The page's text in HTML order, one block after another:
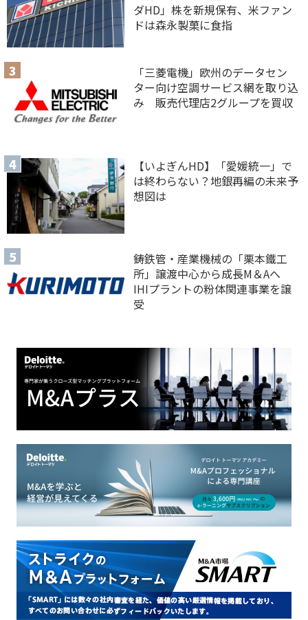
ダHD」株を新規保有、米ファン
ドは森永製菓に食指
「三菱電機」欧州のデータセン
ター向け空調サービス網を取り込
み 販売代理店2グループを買収
【いよぎんHD】「愛媛統一」で
は終わらない？地銀再編の未来予
想図は
鋳鉄管・産業機械の「栗本鐵工
所」譲渡中心から成長M＆Aへ
IHIプラントの粉体関連事業を譲
受